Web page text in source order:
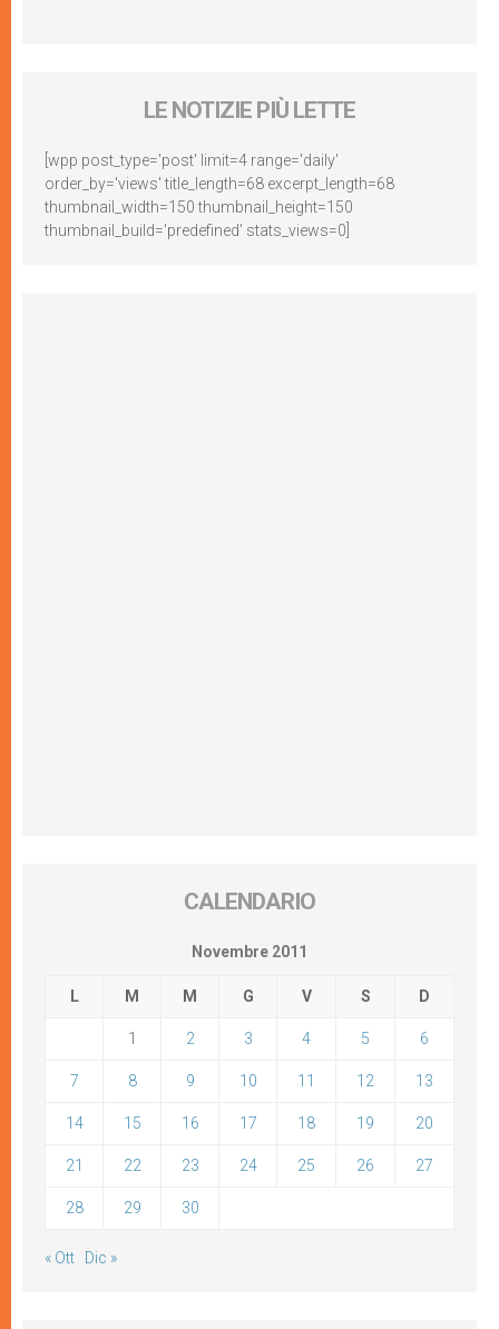
LE NOTIZIE PIÙ LETTE
[wpp post_type='post' limit=4 range='daily'
order_by='views' title_length=68 excerpt_length=68
thumbnail_width=150 thumbnail_height=150
thumbnail_build='predefined' stats_views=0]
CALENDARIO
Novembre 2011
L M M G V S D
1 2 3 4 5 6
7 8 9 10 11 12 13
14 15 16 17 18 19 20
21 22 23 24 25 26 27
28 29 30
« Ott Dic »